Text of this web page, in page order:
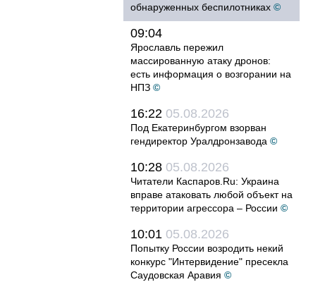
обнаруженных беспилотниках ©
09:04
Ярославль пережил
массированную атаку дронов:
есть информация о возгорании на
НПЗ ©
16:22 05.08.2026
Под Екатеринбургом взорван
гендиректор Уралдронзавода ©
10:28 05.08.2026
Читатели Каспаров.Ru: Украина
вправе атаковать любой объект на
территории агрессора – России ©
10:01 05.08.2026
Попытку России возродить некий
конкурс "Интервидение" пресекла
Саудовская Аравия ©